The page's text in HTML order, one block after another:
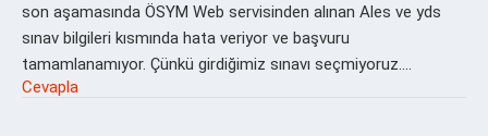
son aşamasında ÖSYM Web servisinden alınan Ales ve yds
sınav bilgileri kısmında hata veriyor ve başvuru
tamamlanamıyor. Çünkü girdiğimiz sınavı seçmiyoruz….
Cevapla